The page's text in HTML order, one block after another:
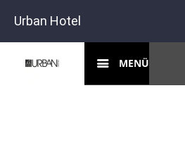
Urban Hotel
MENÜ